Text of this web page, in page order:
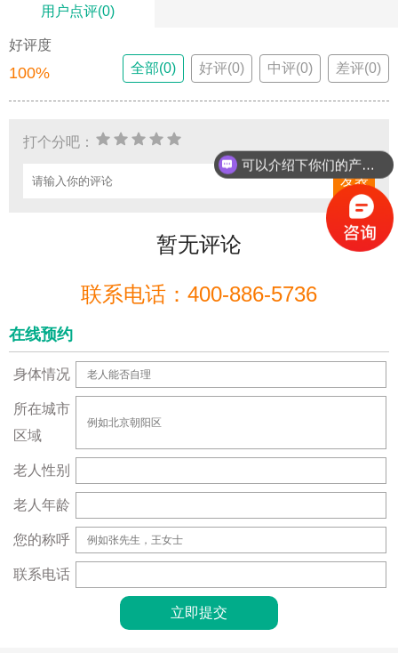
用户点评(0)
好评度
100% 全部(0) 好评(0) 中评(0) 差评(0)
打个分吧：
暂无评论
联系电话：400-886-5736
在线预约
身体情况
所在城市
区域
老人性别
老人年龄
您的称呼
联系电话
可以介绍下你们的产品么？